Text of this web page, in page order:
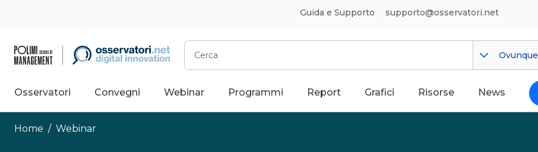
Guida e Supporto supporto@osservatori.net
Cerca
Ovunque
Osservatori Convegni Webinar Programmi Report Grafici Risorse News
Home / Webinar